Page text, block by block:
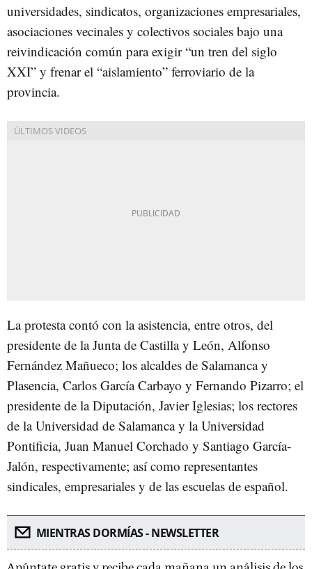
universidades, sindicatos, organizaciones empresariales,
asociaciones vecinales y colectivos sociales bajo una
reivindicación común para exigir “un tren del siglo
XXI” y frenar el “aislamiento” ferroviario de la
provincia.
La protesta contó con la asistencia, entre otros, del
presidente de la Junta de Castilla y León, Alfonso
Fernández Mañueco; los alcaldes de Salamanca y
Plasencia, Carlos García Carbayo y Fernando Pizarro; el
presidente de la Diputación, Javier Iglesias; los rectores
de la Universidad de Salamanca y la Universidad
Pontificia, Juan Manuel Corchado y Santiago García-
Jalón, respectivamente; así como representantes
sindicales, empresariales y de las escuelas de español.
MIENTRAS DORMÍAS - NEWSLETTER